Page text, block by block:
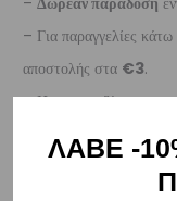
– Για παραγγελίες
αποστολής στα €3.
– Η συνεργαζόμενη
αναλάβει την παράδοσή
ΛΑΒΕ -